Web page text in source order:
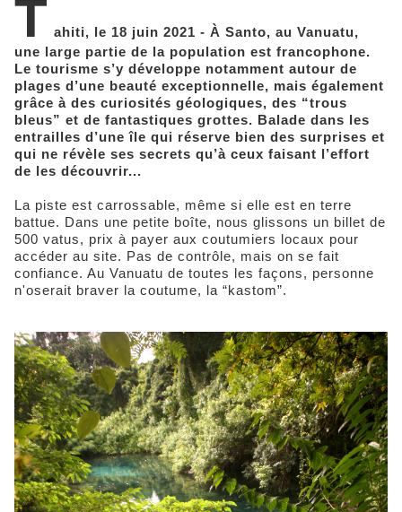
T ahiti, le 18 juin 2021 - À Santo, au Vanuatu,
une large partie de la population est francophone.
Le tourisme s’y développe notamment autour de
plages d’une beauté exceptionnelle, mais également
grâce à des curiosités géologiques, des “trous
bleus” et de fantastiques grottes. Balade dans les
entrailles d’une île qui réserve bien des surprises et
qui ne révèle ses secrets qu’à ceux faisant l’effort
de les découvrir...
La piste est carrossable, même si elle est en terre
battue. Dans une petite boîte, nous glissons un billet de
500 vatus, prix à payer aux coutumiers locaux pour
accéder au site. Pas de contrôle, mais on se fait
confiance. Au Vanuatu de toutes les façons, personne
n'oserait braver la coutume, la “kastom”.